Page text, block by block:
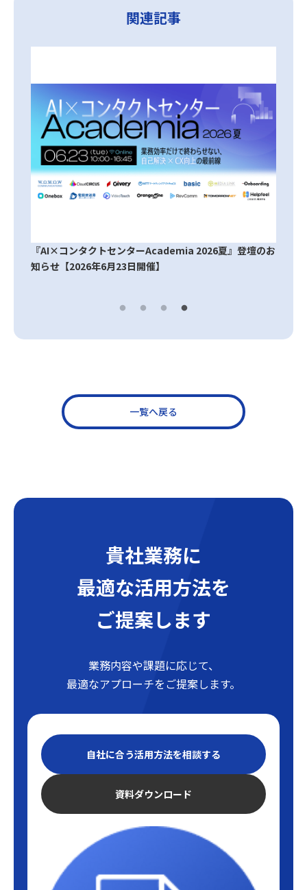
関連記事
『AI×コンタクトセンターAcademia 2026夏』登壇のお
知らせ【2026年6月23日開催】
一覧へ戻る
貴社業務に
最適な活用方法を
ご提案します
業務内容や課題に応じて、
最適なアプローチをご提案します。
自社に合う活用方法を相談する
資料ダウンロード